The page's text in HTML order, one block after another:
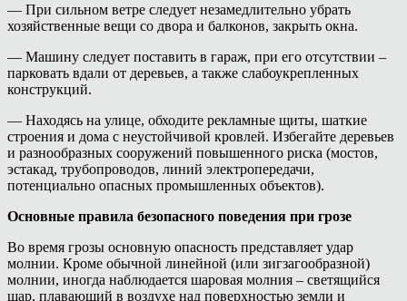
— При сильном ветре следует незамедлительно убрать
хозяйственные вещи со двора и балконов, закрыть окна.
— Машину следует поставить в гараж, при его отсутствии –
парковать вдали от деревьев, а также слабоукрепленных
конструкций.
— Находясь на улице, обходите рекламные щиты, шаткие
строения и дома с неустойчивой кровлей. Избегайте деревьев
и разнообразных сооружений повышенного риска (мостов,
эстакад, трубопроводов, линий электропередачи,
потенциально опасных промышленных объектов).
Основные правила безопасного поведения при грозе
Во время грозы основную опасность представляет удар
молнии. Кроме обычной линейной (или зигзагообразной)
молнии, иногда наблюдается шаровая молния – светящийся
шар, плавающий в воздухе над поверхностью земли и